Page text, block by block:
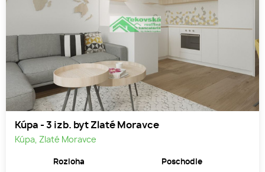
Kúpa - 3 izb. byt Zlaté Moravce
Kúpa, Zlaté Moravce
Rozloha Poschodie